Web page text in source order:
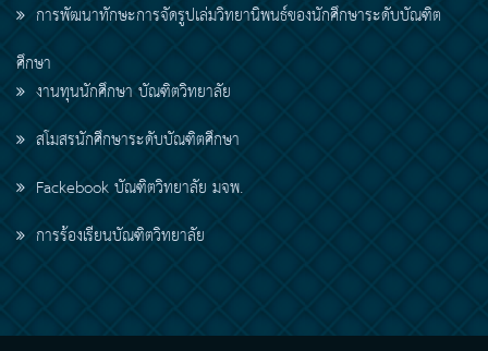
การพัฒนาทักษะการจัดรูปเล่มวิทยานิพนธ์ของนักศึกษาระดับบัณฑิต
ศึกษา
งานทุนนักศึกษา บัณฑิตวิทยาลัย
สโมสรนักศึกษาระดับบัณฑิตศึกษา
Fackebook บัณฑิตวิทยาลัย มจพ.
การร้องเรียนบัณฑิตวิทยาลัย